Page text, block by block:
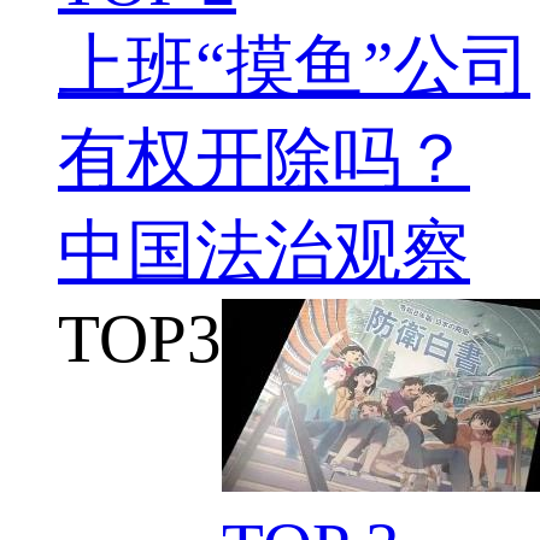
上班“摸鱼”公司
有权开除吗？
中国法治观察
TOP3